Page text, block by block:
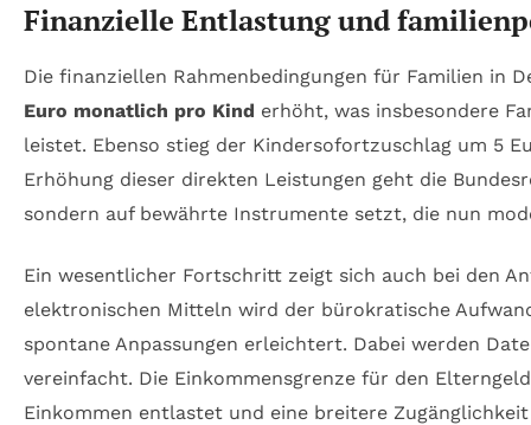
Finanzielle Entlastung und
Die finanziellen Rahmenbedingungen für Familien in
Euro monatlich pro Kind erhöht, was insbesondere
leistet. Ebenso stieg der Kindersofortzuschlag um 5
Erhöhung dieser direkten Leistungen geht die
sondern auf bewährte Instrumente setzt, die nun
Ein wesentlicher Fortschritt zeigt sich auch bei den
elektronischen Mitteln wird der bürokratische
spontane Anpassungen erleichtert. Dabei werden
vereinfacht. Die Einkommensgrenze für den
Einkommen entlastet und eine breitere